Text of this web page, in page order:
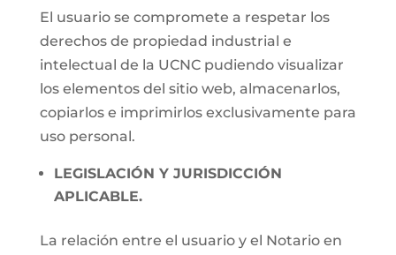
El usuario se compromete a respetar los
derechos de propiedad industrial e
intelectual de la UCNC pudiendo visualizar
los elementos del sitio web, almacenarlos,
copiarlos e imprimirlos exclusivamente para
uso personal.
LEGISLACIÓN Y JURISDICCIÓN
APLICABLE.
La relación entre el usuario y el Notario en